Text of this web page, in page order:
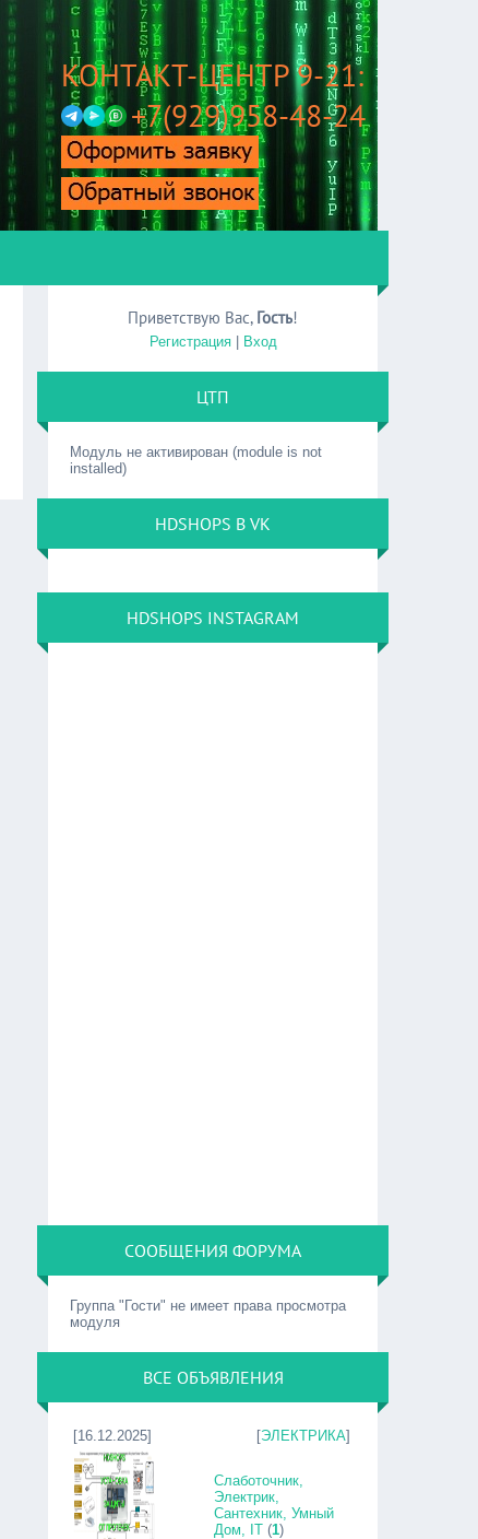
КОНТАКТ-ЦЕНТР 9-21:
+7(929)958-48-24
Приветствую Вас, Гость!
Регистрация| Вход
ЦТП
Модуль не активирован (module is not
installed)
HDSHOPS В VK
HDSHOPS INSTAGRAM
СООБЩЕНИЯ ФОРУМА
Группа "Гости" не имеет права просмотра
модуля
ВСЕ ОБЪЯВЛЕНИЯ
[16.12.2025] [ЭЛЕКТРИКА]
Слаботочник,
Электрик,
Сантехник, Умный
Дом, IT (1)